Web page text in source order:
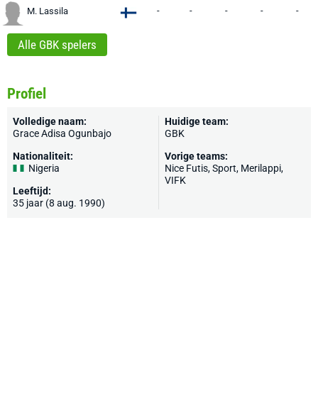
M. Lassila - - - - -
Alle GBK spelers
Profiel
Volledige naam:
Grace Adisa Ogunbajo
Nationaliteit:
Nigeria
Leeftijd:
35 jaar (8 aug. 1990)
Huidige team:
GBK
Vorige teams:
Nice Futis, Sport, Merilappi,
VIFK